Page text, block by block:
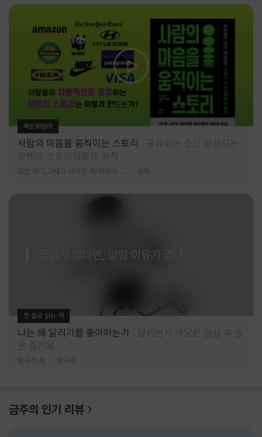
북트레일러
사람의 마음을 움직이는 스토리
공유되는 순간 완성되는
브랜드 스토리텔링의 원칙
알레
즐겁지 않다면, 달릴 이유가 없다
한 줄로 읽는 책
나는 왜 달리기를 좋아하는가
달리면서 깨달은 일상 속 숨
은 즐거움
방구석 저 방구석
금주의 인기 리뷰